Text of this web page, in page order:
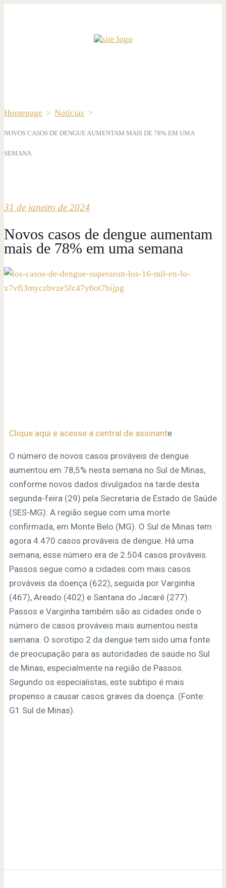
Homepage > Notícias >
NOVOS CASOS DE DENGUE AUMENTAM MAIS DE 78% EM UMA
SEMANA
31 de janeiro de 2024
Novos casos de dengue aumentam
mais de 78% em uma semana
Clique aqui e acesse a central de assinante
O número de novos casos prováveis de dengue
aumentou em 78,5% nesta semana no Sul de Minas,
conforme novos dados divulgados na tarde desta
segunda-feira (29) pela Secretaria de Estado de Saúde
(SES-MG). A região segue com uma morte
confirmada, em Monte Belo (MG). O Sul de Minas tem
agora 4.470 casos prováveis de dengue. Há uma
semana, esse número era de 2.504 casos prováveis.
Passos segue como a cidades com mais casos
prováveis da doença (622), seguida por Varginha
(467), Areado (402) e Santana do Jacaré (277).
Passos e Varginha também são as cidades onde o
número de casos prováveis mais aumentou nesta
semana. O sorotipo 2 da dengue tem sido uma fonte
de preocupação para as autoridades de saúde no Sul
de Minas, especialmente na região de Passos.
Segundo os especialistas, este subtipo é mais
propenso a causar casos graves da doença. (Fonte:
G1 Sul de Minas).